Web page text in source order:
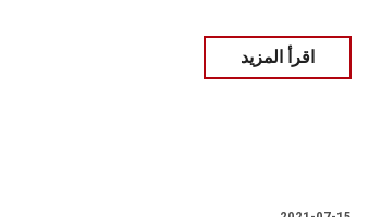
اقرأ المزيد